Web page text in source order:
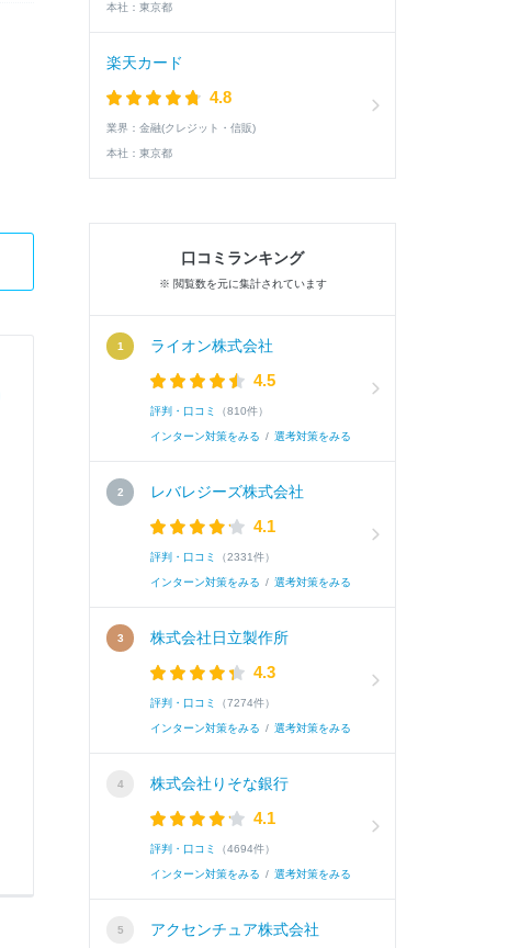
本社： 東京都
楽天カード
4.8
業界： 金融(クレジット・信販)
本社： 東京都
口コミランキング
※ 閲覧数を元に集計されています
ライオン株式会社
4.5
評判・口コミ （810件）
インターン対策をみる / 選考対策をみる
レバレジーズ株式会社
4.1
評判・口コミ （2331件）
インターン対策をみる / 選考対策をみる
株式会社日立製作所
4.3
評判・口コミ （7274件）
インターン対策をみる / 選考対策をみる
株式会社りそな銀行
4.1
評判・口コミ （4694件）
インターン対策をみる / 選考対策をみる
アクセンチュア株式会社